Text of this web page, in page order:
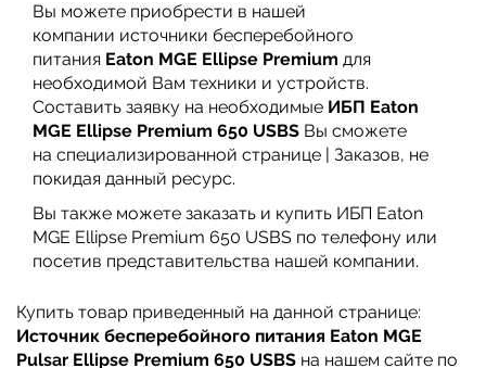
Вы можете приобрести в нашей
компании источники бесперебойного
питания Eaton MGE Ellipse Premium для
необходимой Вам техники и устройств.
Составить заявку на необходимые ИБП Eaton
MGE Ellipse Premium 650 USBS Вы сможете
на специализированной странице | Заказов, не
покидая данный ресурс.
Вы также можете заказать и купить ИБП Eaton
MGE Ellipse Premium 650 USBS по телефону или
посетив представительства нашей компании.
Купить товар приведенный на данной странице:
Источник бесперебойного питания Eaton MGE
Pulsar Ellipse Premium 650 USBS на нашем сайте по